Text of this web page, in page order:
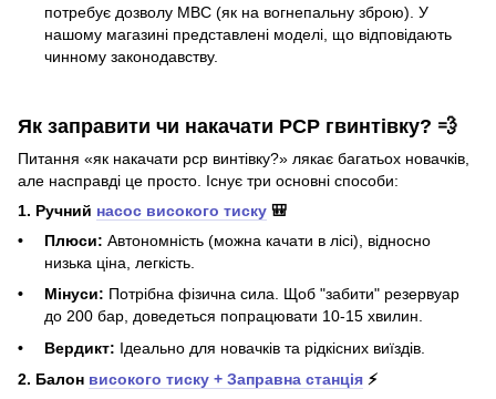
потребує дозволу МВС (як на вогнепальну зброю). У
нашому магазині представлені моделі, що відповідають
чинному законодавству.
Як заправити чи накачати PCP гвинтівку? 💨
Питання «як накачати pcp винтівку?» лякає багатьох новачків,
але насправді це просто. Існує три основні способи:
1. Ручний насос високого тиску 🎒
Плюси: Автономність (можна качати в лісі), відносно
низька ціна, легкість.
Мінуси: Потрібна фізична сила. Щоб "забити" резервуар
до 200 бар, доведеться попрацювати 10-15 хвилин.
Вердикт: Ідеально для новачків та рідкісних виїздів.
2. Балон високого тиску + Заправна станція ⚡